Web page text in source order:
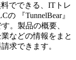
でできる、ITトレ
の 『TunnelBear』
。製品の概要、
などの情報をまと
求できます。